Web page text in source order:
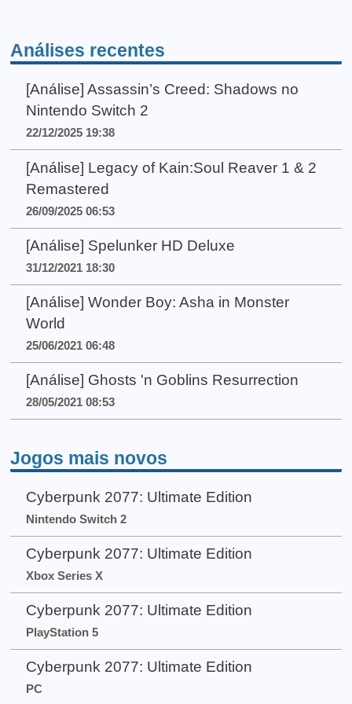
Análises recentes
[Análise] Assassin’s Creed: Shadows no
Nintendo Switch 2
22/12/2025 19:38
[Análise] Legacy of Kain:Soul Reaver 1 & 2
Remastered
26/09/2025 06:53
[Análise] Spelunker HD Deluxe
31/12/2021 18:30
[Análise] Wonder Boy: Asha in Monster
World
25/06/2021 06:48
[Análise] Ghosts 'n Goblins Resurrection
28/05/2021 08:53
Jogos mais novos
Cyberpunk 2077: Ultimate Edition
Nintendo Switch 2
Cyberpunk 2077: Ultimate Edition
Xbox Series X
Cyberpunk 2077: Ultimate Edition
PlayStation 5
Cyberpunk 2077: Ultimate Edition
PC